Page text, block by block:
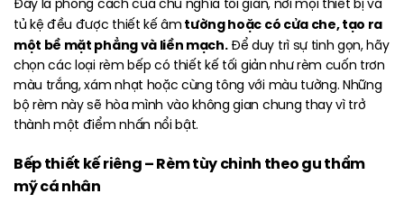
Đâylà phong cách của chủ nghĩa tối giản, nơi mọi thiết bị và
tủ kệ đều được thiết kế âmtường hoặc có cửa che, tạo ra
một bề mặt phẳng và liền mạch.Để duy trì sự tinh gọn, hãy
chọn các loại rèm bếp có thiết kế tối giản như rèm cuốn trơn
màu trắng, xám nhạt hoặc cùng tông với màu tường. Những
bộ rèm này sẽ hòa mình vào không gian chung thay vì trở
thành một điểm nhấn nổi bật.
Bếp thiết kế riêng – Rèm tùy chỉnh theo gu thẩm
mỹ cá nhân